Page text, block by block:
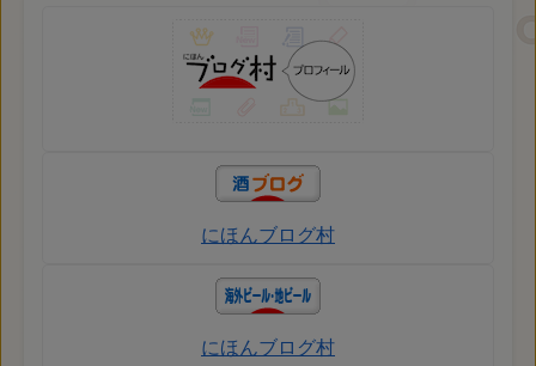
にほんブログ村
にほんブログ村